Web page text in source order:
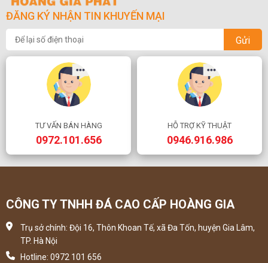
ĐĂNG KÝ NHẬN TIN KHUYẾN MẠI
Gửi
TƯ VẤN BÁN HÀNG
0972.101.656
HỖ TRỢ KỸ THUẬT
0946.916.986
CÔNG TY TNHH ĐÁ CAO CẤP HOÀNG GIA
Trụ sở chính: Đội 16, Thôn Khoan Tế, xã Đa Tốn, huyện Gia Lâm,
TP. Hà Nội
Hotline: 0972 101 656